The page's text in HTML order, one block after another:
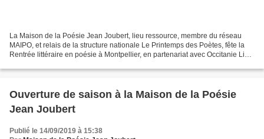
La Maison de la Poésie Jean Joubert, lieu ressource, membre du réseau
MAIPO, et relais de la structure nationale Le Printemps des Poètes, fête la
Rentrée littéraire en poésie à Montpellier, en partenariat avec Occitanie Livre
Ouverture de saison à la Maison de la Poésie
Jean Joubert
Publié le 14/09/2019 à 15:38